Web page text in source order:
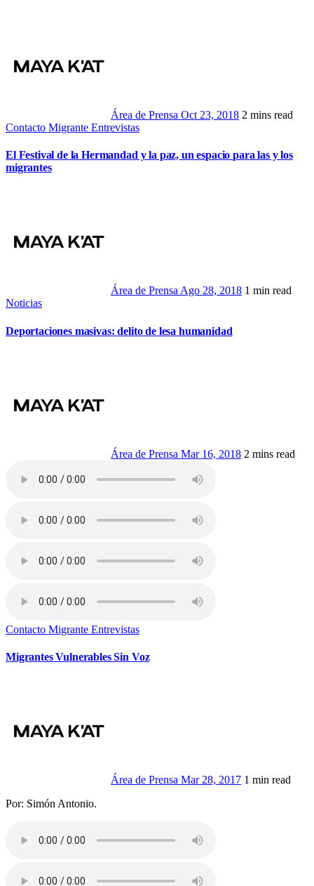
Área de Prensa Oct 23, 2018 2 mins read
Contacto Migrante Entrevistas
El Festival de la Hermandad y la paz, un espacio para las y los
migrantes
Área de Prensa Ago 28, 2018 1 min read
Noticias
Deportaciones masivas: delito de lesa humanidad
Área de Prensa Mar 16, 2018 2 mins read
Contacto Migrante Entrevistas
Migrantes Vulnerables Sin Voz
Área de Prensa Mar 28, 2017 1 min read
Por: Simón Antonio.